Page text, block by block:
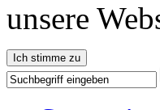
unsere
Ich stimme zu